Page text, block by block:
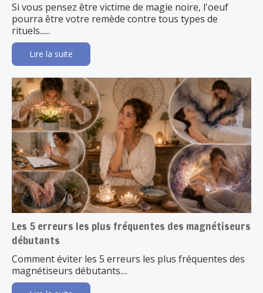
Si vous pensez être victime de magie noire, l'oeuf
pourra être votre remède contre tous types de
rituels......
Lire la suite
Les 5 erreurs les plus fréquentes des magnétiseurs
débutants
Comment éviter les 5 erreurs les plus fréquentes des
magnétiseurs débutants....